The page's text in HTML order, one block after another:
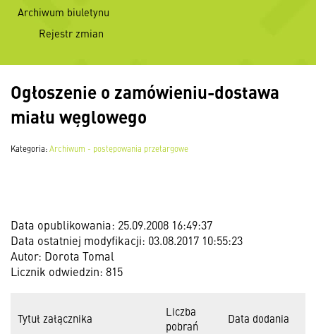
Archiwum biuletynu
Rejestr zmian
Ogłoszenie o zamówieniu-dostawa
miału węglowego
Kategoria:Archiwum - postępowania przetargowe
Data opublikowania: 25.09.2008 16:49:37
Data ostatniej modyfikacji: 03.08.2017 10:55:23
Autor: Dorota Tomal
Licznik odwiedzin: 815
Tytuł załącznika
Liczba
pobrań
Data dodania